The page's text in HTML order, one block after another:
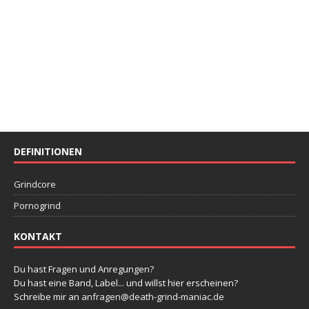
DEFINITIONEN
Grindcore
Pornogrind
KONTAKT
Du hast Fragen und Anregungen?
Du hast eine Band, Label... und willst hier erscheinen?
Schreibe mir an anfragen@death-grind-maniac.de